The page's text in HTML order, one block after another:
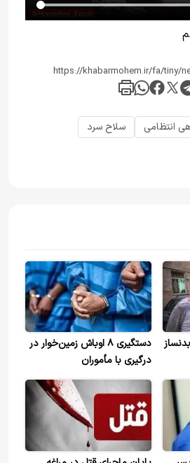
انتظامی
سلاح سرد
دستگیری ۸ اوباش زمین‌خوار در
درگیری با مأموران